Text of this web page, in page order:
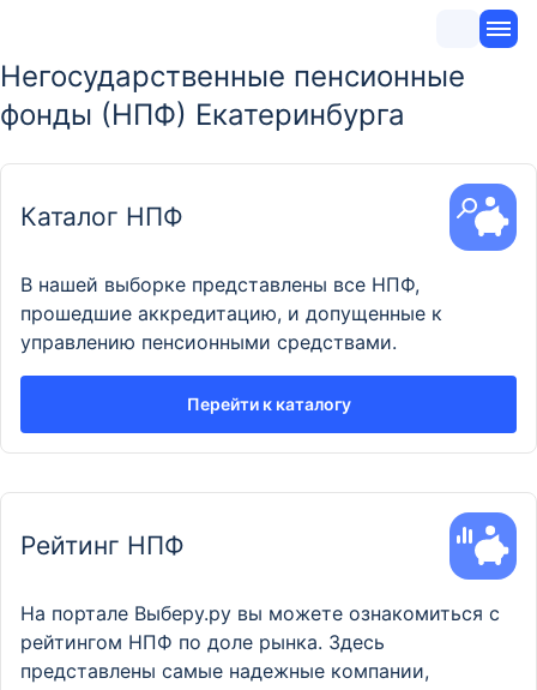
Негосударственные пенсионные
фонды (НПФ) Екатеринбурга
Каталог НПФ
В нашей выборке представлены все НПФ,
прошедшие аккредитацию, и допущенные к
управлению пенсионными средствами.
Перейти к каталогу
Рейтинг НПФ
На портале Выберу.ру вы можете ознакомиться с
рейтингом НПФ по доле рынка. Здесь
представлены самые надежные компании,